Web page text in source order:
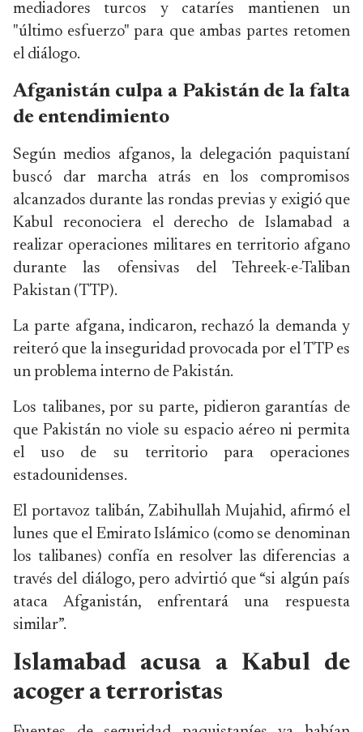
mediadores turcos y cataríes mantienen un
"último esfuerzo" para que ambas partes retomen
el diálogo.
Afganistán culpa a Pakistán de la falta
de entendimiento
Según medios afganos, la delegación paquistaní
buscó dar marcha atrás en los compromisos
alcanzados durante las rondas previas y exigió que
Kabul reconociera el derecho de Islamabad a
realizar operaciones militares en territorio afgano
durante las ofensivas del Tehreek-e-Taliban
Pakistan (TTP).
La parte afgana, indicaron, rechazó la demanda y
reiteró que la inseguridad provocada por el TTP es
un problema interno de Pakistán.
Los talibanes, por su parte, pidieron garantías de
que Pakistán no viole su espacio aéreo ni permita
el uso de su territorio para operaciones
estadounidenses.
El portavoz talibán, Zabihullah Mujahid, afirmó el
lunes que el Emirato Islámico (como se denominan
los talibanes) confía en resolver las diferencias a
través del diálogo, pero advirtió que “si algún país
ataca Afganistán, enfrentará una respuesta
similar”.
Islamabad acusa a Kabul de
acoger a terroristas